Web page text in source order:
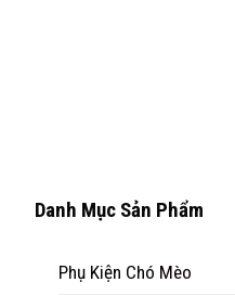
Danh Mục Sản Phẩm
Phụ Kiện Chó Mèo